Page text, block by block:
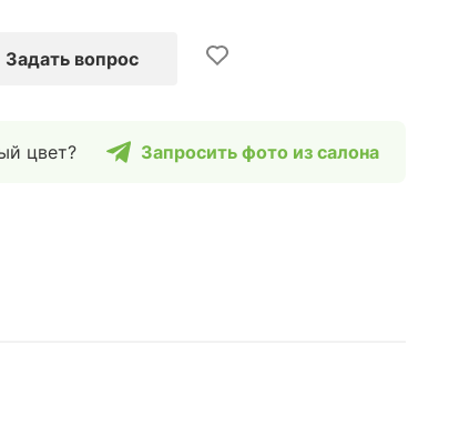
Задать вопрос
цвет? Запросить фото из салона